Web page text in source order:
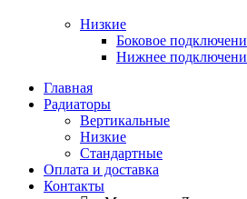
Низкие
Боковое
Нижнее
Главная
Радиаторы
Вертикальные
Низкие
Стандартные
Оплата и доставка
Контакты